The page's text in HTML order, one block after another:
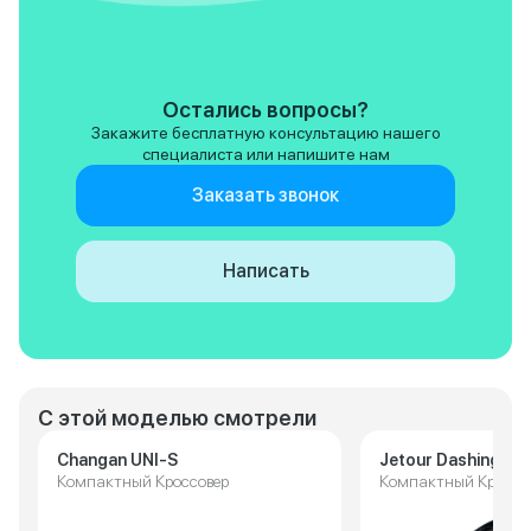
С этой моделью смотрели
Changan UNI-S
Компактный Кроссовер
Jetour Dashing
Компактный
Остались вопросы?
Закажите бесплатную консультацию нашего
специалиста или напишите нам
Заказать звонок
Написать